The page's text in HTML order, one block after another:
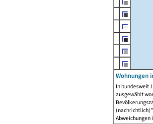
Wohnungen
In bundesweit
ausgewählt
Abweichungen